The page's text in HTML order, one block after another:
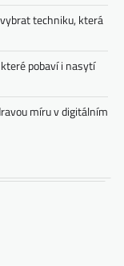
techniku, která
pobaví i nasytí
míru v digitálním